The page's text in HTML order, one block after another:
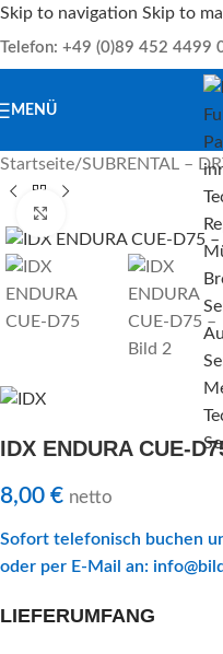
Skip to navigation Skip to
Telefon: +49 (0)89 452 4499
MENÜ
Startseite/SUBRENTAL –
IDX ENDURA CUE-
8,00 € netto
Sofort telefonisch buchen
oder per E-Mail an:
LIEFERUMFANG